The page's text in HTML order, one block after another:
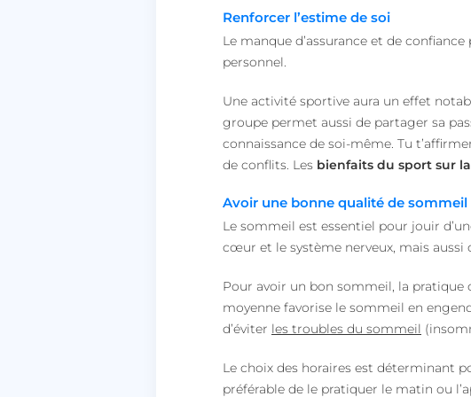
Renforcer l’estime de soi
Le manque d’assurance et de
personnel.
Une activité sportive aura un effet
groupe permet aussi de partager sa
connaissance de soi-même. Tu
de conflits. Les bienfaits du sport sur
Avoir une bonne qualité de sommeil
Le sommeil est essentiel pour jouir
cœur et le système nerveux, mais
Pour avoir un bon sommeil, la pratique
moyenne favorise le sommeil en
d’éviter les troubles du sommeil
Le choix des horaires est déterminant
préférable de le pratiquer le matin ou
to_event_consent_id
__cf_bm
X-AB
heyme_worldpass_session
li_gc
XSRF-TOKEN